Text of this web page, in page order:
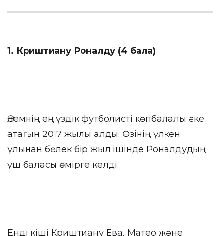
1. Криштиану Роналду (4 бала)
Әлемнің ең үздік футболисті көпбалалы әке
атағын 2017 жылы алды. Өзінің үлкен
ұлынан бөлек бір жыл ішінде Роналдудың
үш баласы өмірге келді.
Енді кіші Криштиану Ева, Матео және